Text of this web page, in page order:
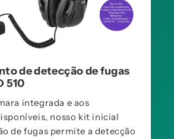
de detecção de fugas
510
integrada e aos
nosso kit inicial
de fugas permite a detecção